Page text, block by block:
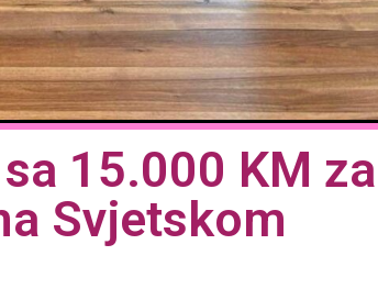
15.000 KM za
Svjetskom